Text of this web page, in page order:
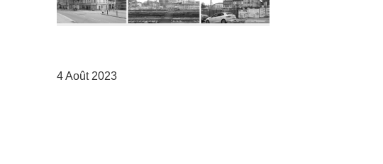
4 Août 2023